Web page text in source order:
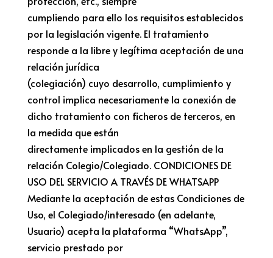
cumpliendo para ello los requisitos establecidos
por la legislación vigente. El tratamiento
responde a la libre y legítima aceptación de una
relación jurídica
(colegiación) cuyo desarrollo, cumplimiento y
control implica necesariamente la conexión de
dicho tratamiento con ficheros de terceros, en
la medida que están
directamente implicados en la gestión de la
relación Colegio/Colegiado. CONDICIONES DE
USO DEL SERVICIO A TRAVÉS DE WHATSAPP
Mediante la aceptación de estas Condiciones de
Uso, el Colegiado/interesado (en adelante,
Usuario) acepta la plataforma “WhatsApp”,
servicio prestado por